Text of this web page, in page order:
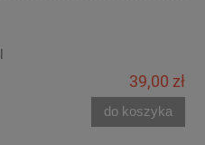
39,00 zł
do koszyka